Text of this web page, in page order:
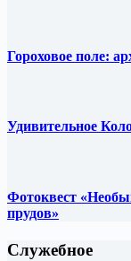
Гороховое поле:
Удивительное
Фотоквест
прудов»
Служебное